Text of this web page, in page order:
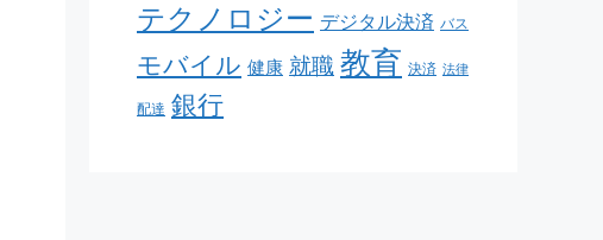
テクノロジー デジタル決済 バス
モバイル 健康 就職 教育 決済 法律
配達 銀行